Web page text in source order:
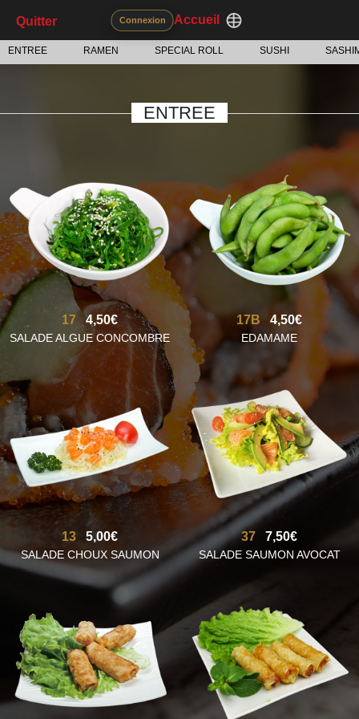
Connexion Accueil
Quitter
ENTREE RAMEN SPECIAL ROLL SUSHI
ENTREE
17 4,50€
SALADE ALGUE CONCOMBRE
17B 4,50€
EDAMAME
13 5,00€
SALADE CHOUX SAUMON
37 7,50€
SALADE SAUMON AVOCAT